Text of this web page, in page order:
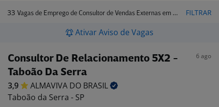
33 Vagas de Emprego de Consultor de Vendas Externas em Taboão da Serra - SP FILTRAR
Ativar Aviso de Vagas
Consultor De Relacionamento 5X2 -
Taboão Da Serra
6 ago
3,9 ALMAVIVA DO BRASIL
Taboão da Serra - SP